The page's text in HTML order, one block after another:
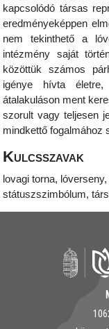
kapcsolódó társas
eredményeképpen
nem tekinthető a
intézmény saját
közöttük számos
igénye hívta
átalakuláson ment
szorult vagy teljesen
mindkettő fogalmához
Kulcsszavak
lovagi torna,
státuszszimbólum,